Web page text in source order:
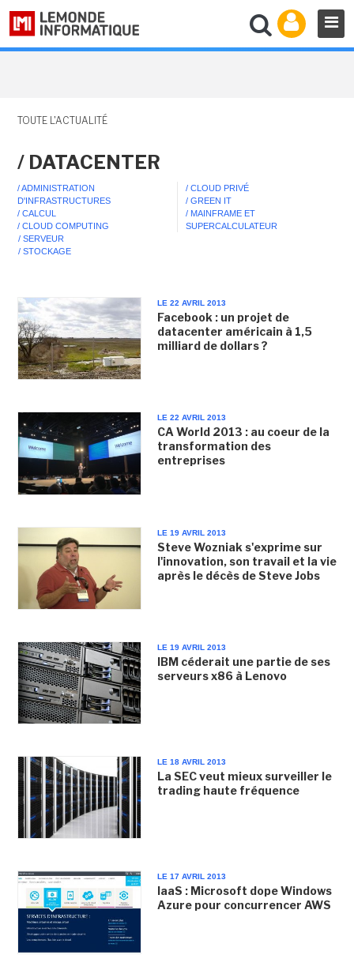
TOUTE L'ACTUALITÉ
/ DATACENTER
/ ADMINISTRATION
D'INFRASTRUCTURES
/ CALCUL
/ CLOUD COMPUTING
/ CLOUD PRIVÉ
/ GREEN IT
/ MAINFRAME ET
SUPERCALCULATEUR
/ SERVEUR
/ STOCKAGE
LE 22 AVRIL 2013
Facebook : un projet de
datacenter américain à 1,5
milliard de dollars ?
LE 22 AVRIL 2013
CA World 2013 : au coeur de la
transformation des
entreprises
LE 19 AVRIL 2013
Steve Wozniak s'exprime sur
l'innovation, son travail et la vie
après le décès de Steve Jobs
LE 19 AVRIL 2013
IBM céderait une partie de ses
serveurs x86 à Lenovo
LE 18 AVRIL 2013
La SEC veut mieux surveiller le
trading haute fréquence
LE 17 AVRIL 2013
IaaS : Microsoft dope Windows
Azure pour concurrencer AWS